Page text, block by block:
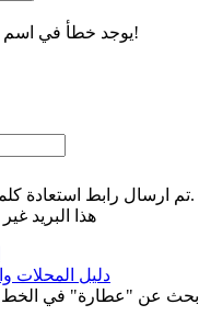
يوجد خطأ في اسم المستخدم أو كلمة المرور!
تم ارسال رابط استعادة كلمة المرور الى بريدك بنجاح.
هذا البريد
دليل المحلات
بحث عن "عطارة" في الخط